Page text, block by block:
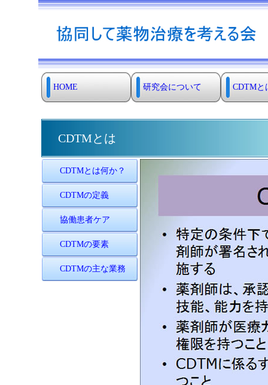
HOME 研究会について CDTMと
CDTMとは
CDTMとは何か？
CDTMの定義
協働患者ケア
CDTMの要素
CDTMの主な業務